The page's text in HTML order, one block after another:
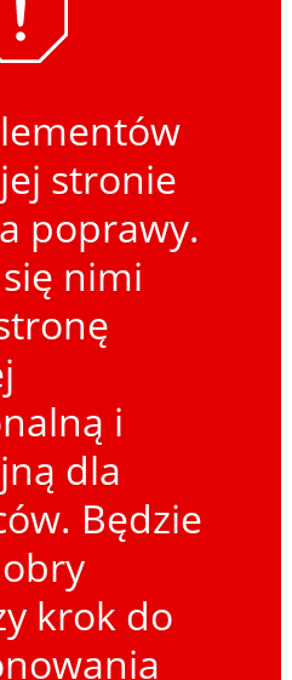
stronie
poprawy.
nimi
i
dla
Będzie
krok do